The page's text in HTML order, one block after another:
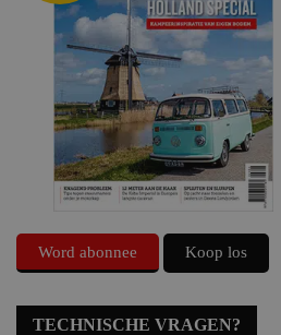
Word abonnee Koop los
TECHNISCHE VRAGEN?